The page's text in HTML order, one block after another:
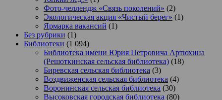
Фото-челлендж «Связь поколений» (2)
Экологическая акция «Чистый берег» (1)
Ярмарка вакансий (1)
Без рубрики (1)
Библиотеки (1 094)
Библиотека имени Юрия Петровича Артюхина
(Решоткинская сельская библиотека) (18)
Биревская сельская библиотека (3)
Воздвиженская сельская библиотека (4)
Воронинская сельская библиотека (30)
Высоковская городская библиотека (80)